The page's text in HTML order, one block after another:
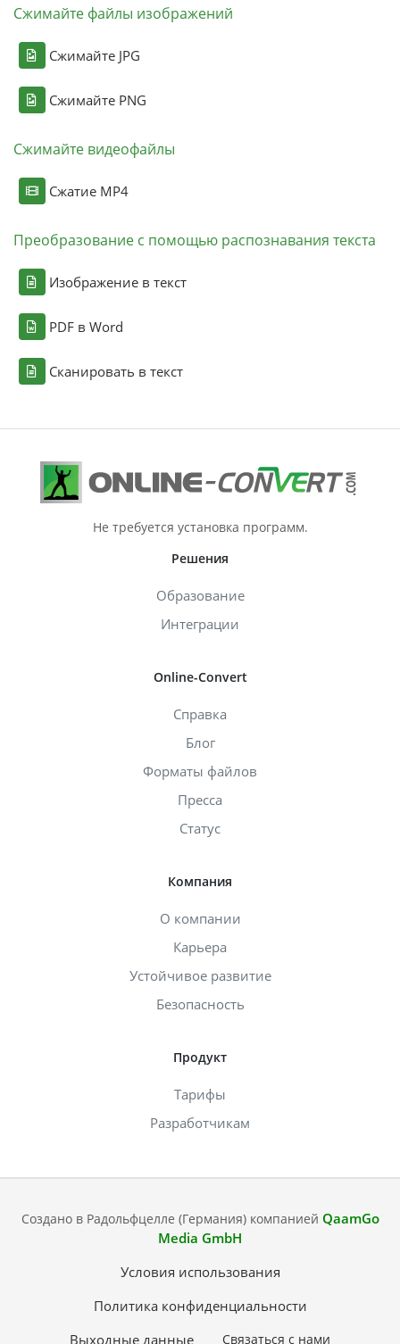
Сжимайте файлы изображений
Сжимайте JPG
Сжимайте PNG
Сжимайте видеофайлы
Сжатие MP4
Преобразование с помощью распознавания текста
Изображение в текст
PDF в Word
Сканировать в текст
Не требуется установка программ.
Решения
Образование
Интеграции
Online-Convert
Справка
Блог
Форматы файлов
Пресса
Статус
Компания
О компании
Карьера
Устойчивое развитие
Безопасность
Продукт
Тарифы
Разработчикам
Создано в Радольфцелле (Германия) компанией QaamGo
Media GmbH
Условия использования
Политика конфиденциальности
Выходные данные
Связаться с нами